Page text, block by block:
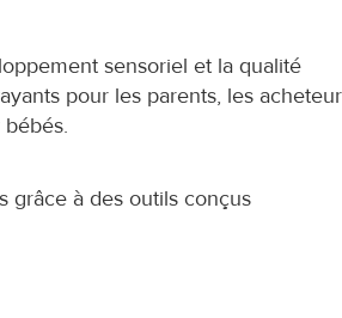
sensoriel et la qualité
pour les parents, les
grâce à des outils conçus